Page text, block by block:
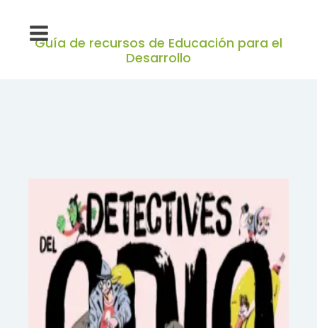
Guía de recursos de Educación para el
Desarrollo